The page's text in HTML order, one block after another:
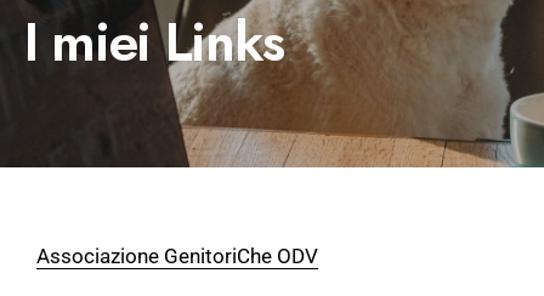
I miei Links
Associazione GenitoriChe ODV